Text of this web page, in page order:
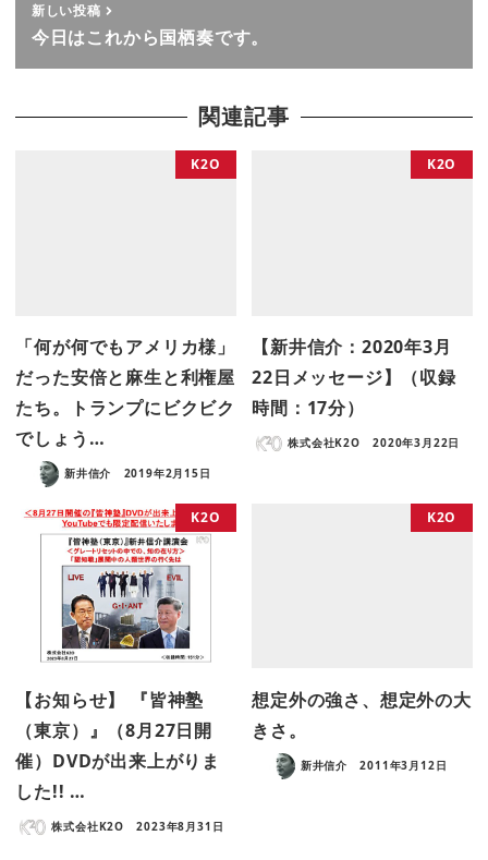
新しい投稿
今日はこれから国栖奏です。
関連記事
K2O
「何が何でもアメリカ様」
だった安倍と麻生と利権屋
たち。トランプにビクビク
でしょう…
新井信介 2019年2月15日
K2O
【新井信介：2020年3月
22日メッセージ】（収録
時間：17分）
株式会社K2O 2020年3月22日
K2O
【お知らせ】 『皆神塾
（東京）』（8月27日開
催）DVDが出来上がりま
した!! …
株式会社K2O 2023年8月31日
K2O
想定外の強さ、想定外の大
きさ。
新井信介 2011年3月12日